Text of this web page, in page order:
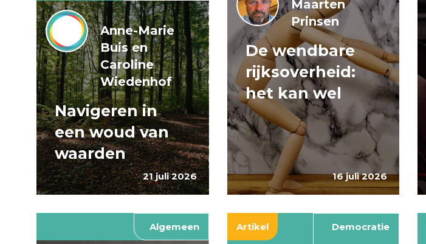
21 juli 2026
Anne-Marie
Buis en
Caroline
Wiedenhof
Navigeren in
een woud van
waarden
16 juli 2026
Maarten
Prinsen
De wendbare
rijksoverheid:
het kan wel
Algemeen Artikel Democratie